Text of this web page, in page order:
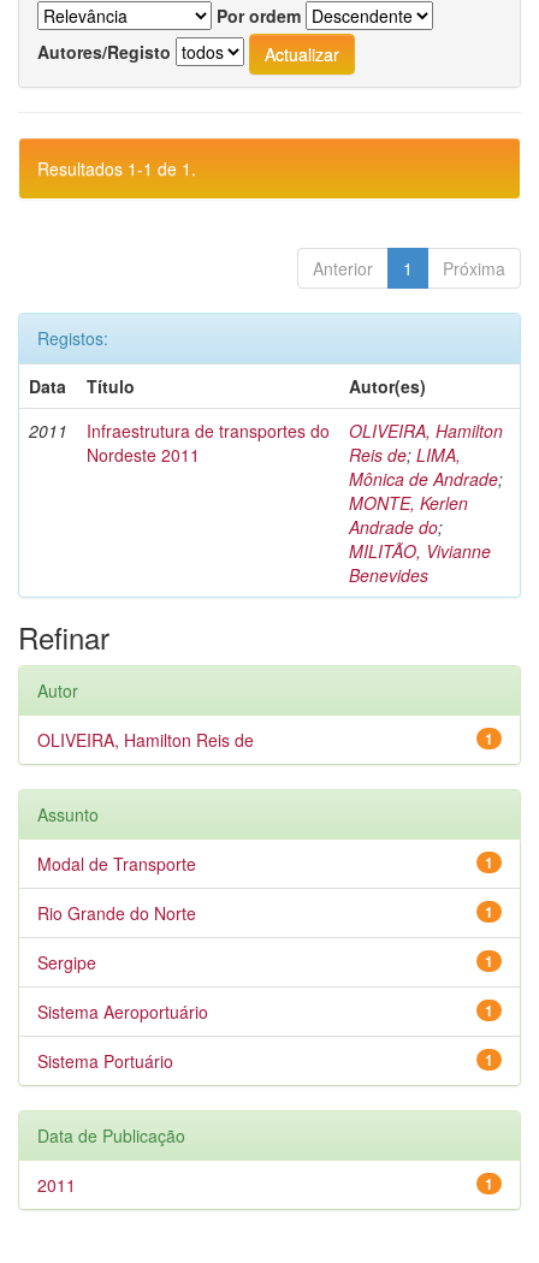
Por ordem
Autores/Registo
Resultados 1-1 de 1.
Anterior 1 Próxima
Registos:
Data
Título
Autor(es)
2011
Infraestrutura de transportes do
Nordeste 2011
OLIVEIRA, Hamilton
Reis de; LIMA,
Mônica de Andrade;
MONTE, Kerlen
Andrade do;
MILITÃO, Vivianne
Benevides
Refinar
Autor
1
OLIVEIRA, Hamilton Reis de
Assunto
1
Modal de Transporte
1
Rio Grande do Norte
1
Sergipe
1
Sistema Aeroportuário
1
Sistema Portuário
Data de Publicação
1
2011